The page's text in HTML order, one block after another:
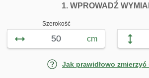
1. WPROWADŹ
Szerokość
cm
Jak prawidłowo zmierzyć